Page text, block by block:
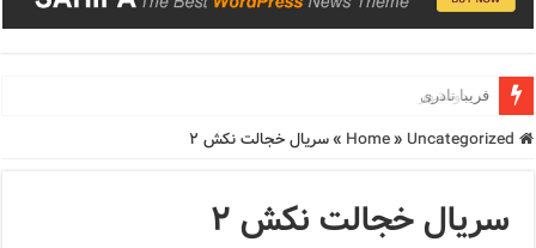
فریبا نادری
فریدونشهر
» Uncategorized
»سریال خجالت نکش ۲
سریال خجالت نکش ۲